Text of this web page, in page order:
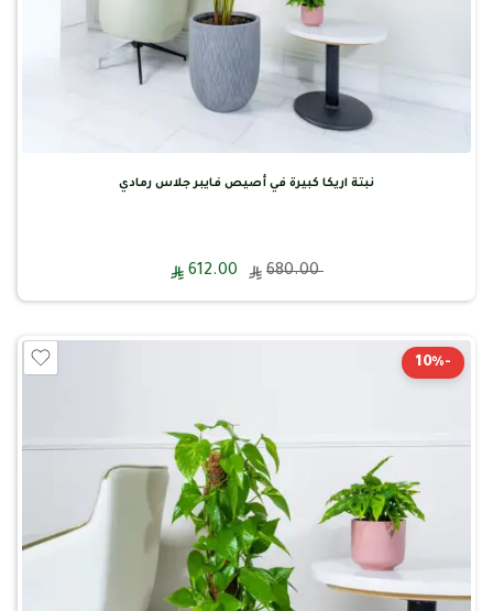
نبتة اريكا كبيرة في أصيص فايبر جلاس رمادي
680.00
-10%